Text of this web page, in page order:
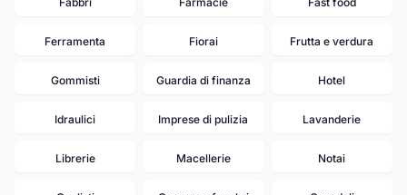
Ferramenta Fiorai Frutta e verdura
Gommisti Guardia di finanza Hotel
Idraulici Imprese di pulizia Lavanderie
Librerie Macellerie Notai